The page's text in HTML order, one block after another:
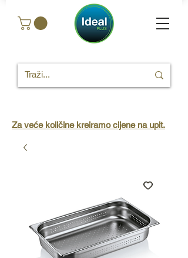
Za veće količine kreiramo cijene na upit.